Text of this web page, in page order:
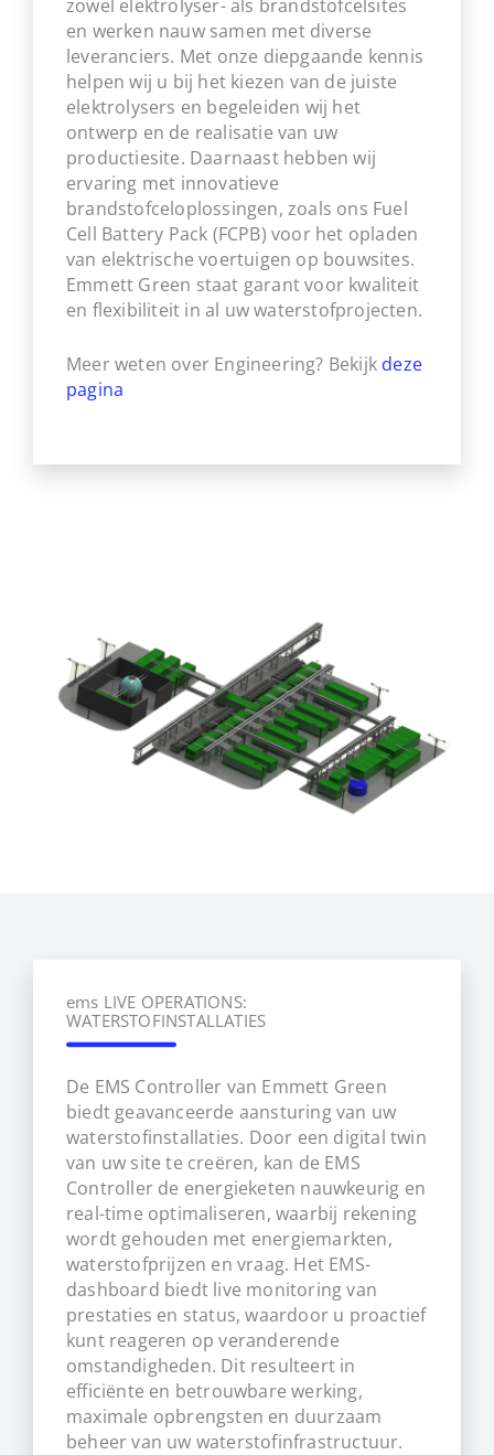
zowel elektrolyser- als brandstofcelsites
en werken nauw samen met diverse
leveranciers. Met onze diepgaande kennis
helpen wij u bij het kiezen van de juiste
elektrolysers en begeleiden wij het
ontwerp en de realisatie van uw
productiesite. Daarnaast hebben wij
ervaring met innovatieve
brandstofceloplossingen, zoals ons Fuel
Cell Battery Pack (FCPB) voor het opladen
van elektrische voertuigen op bouwsites.
Emmett Green staat garant voor kwaliteit
en flexibiliteit in al uw waterstofprojecten.
Meer weten over Engineering? Bekijk deze
pagina
ems LIVE OPERATIONS:
WATERSTOFINSTALLATIES
De EMS Controller van Emmett Green
biedt geavanceerde aansturing van uw
waterstofinstallaties. Door een digital twin
van uw site te creëren, kan de EMS
Controller de energieketen nauwkeurig en
real-time optimaliseren, waarbij rekening
wordt gehouden met energiemarkten,
waterstofprijzen en vraag. Het EMS-
dashboard biedt live monitoring van
prestaties en status, waardoor u proactief
kunt reageren op veranderende
omstandigheden. Dit resulteert in
efficiënte en betrouwbare werking,
maximale opbrengsten en duurzaam
beheer van uw waterstofinfrastructuur.